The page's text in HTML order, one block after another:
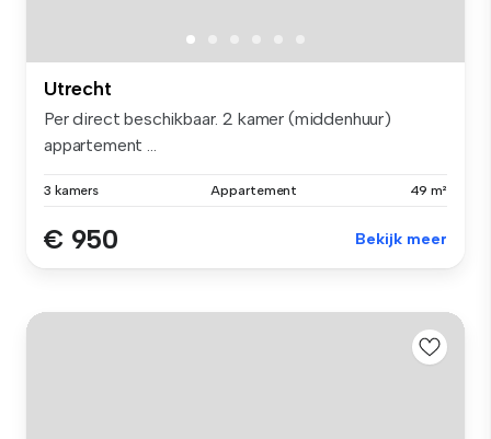
Utrecht
Per direct beschikbaar. 2 kamer (middenhuur)
appartement ...
3 kamers Appartement 49 m²
€ 950 Bekijk meer